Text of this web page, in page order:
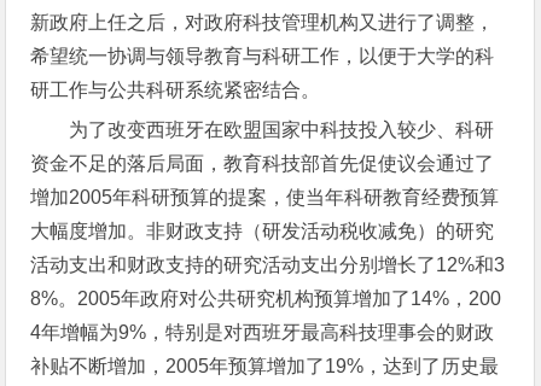
新政府上任之后，对政府科技管理机构又进行了调整，
希望统一协调与领导教育与科研工作，以便于大学的科
研工作与公共科研系统紧密结合。
为了改变西班牙在欧盟国家中科技投入较少、科研
资金不足的落后局面，教育科技部首先促使议会通过了
增加2005年科研预算的提案，使当年科研教育经费预算
大幅度增加。非财政支持（研发活动税收减免）的研究
活动支出和财政支持的研究活动支出分别增长了12%和3
8%。2005年政府对公共研究机构预算增加了14%，200
4年增幅为9%，特别是对西班牙最高科技理事会的财政
补贴不断增加，2005年预算增加了19%，达到了历史最